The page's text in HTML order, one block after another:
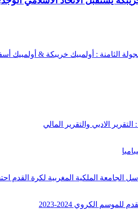
الثامنة : أولمبيك خريبكة & أولمبيك
الجامعة الملكية المغربية لكرة القدم
الكروي 2024-2023